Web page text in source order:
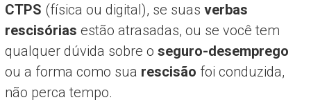
CTPS (física ou digital), se suas verbas
rescisórias estão atrasadas, ou se você tem
qualquer dúvida sobre o seguro-desemprego
ou a forma como sua rescisão foi conduzida,
não perca tempo.